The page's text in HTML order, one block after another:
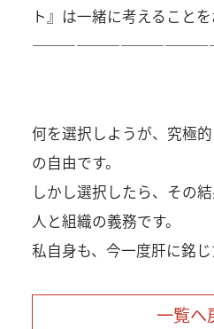
ト』は一緒に考えることを
何を選択しようが、究極
の自由です。
しかし選択したら、その
人と組織の義務です。
私自身も、今一度肝に銘じ
一覧へ